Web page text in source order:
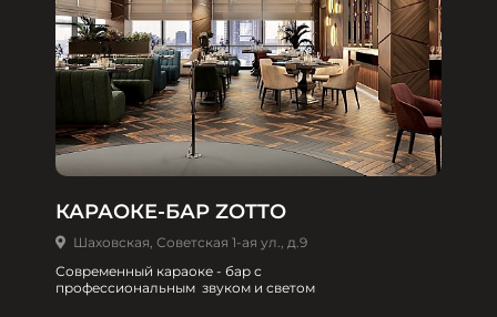
КАРАОКЕ-БАР ZOTTO
Шаховская, Советская 1-ая ул., д.9
Современный караоке - бар с
профессиональным звуком и светом